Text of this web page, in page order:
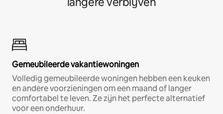
Gemeubileerde vakantiewoningen
Volledig gemeubileerde woningen hebben een keuken
en andere voorzieningen om een maand of langer
comfortabel te leven. Ze zijn het perfecte alternatief
voor een onderhuur.